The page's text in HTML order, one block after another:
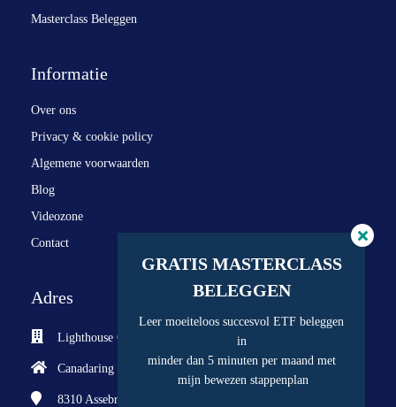
Masterclass Beleggen
Informatie
Over ons
Privacy & cookie policy
Algemene voorwaarden
Blog
Videozone
Contact
Adres
Lighthouse Consult BV
Canadaring 28
8310 Assebroek
GRATIS MASTERCLASS
BELEGGEN
Leer moeiteloos succesvol ETF beleggen
in
minder dan 5 minuten per maand met
mijn bewezen stappenplan